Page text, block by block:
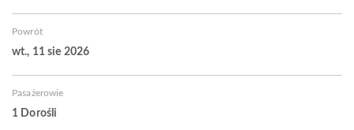
Powrót
wt., 11 sie 2026
Pasażerowie
1 Dorośli